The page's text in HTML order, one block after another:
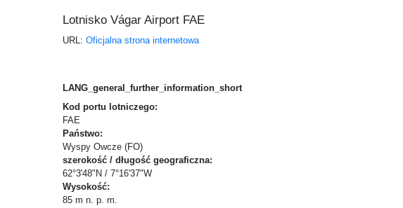
Lotnisko Vágar Airport FAE
URL: Oficjalna strona internetowa
LANG_general_further_information_short
Kod portu lotniczego:
FAE
Państwo:
Wyspy Owcze (FO)
szerokość / długość geograficzna:
62°3'48"N / 7°16'37"W
Wysokość:
85 m n. p. m.